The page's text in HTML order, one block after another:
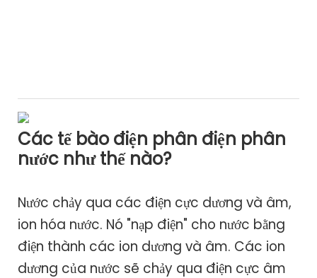
Các tế bào điện phân điện phân
nước như thế nào?
Nước chảy qua các điện cực dương và âm,
ion hóa nước. Nó "nạp điện" cho nước bằng
điện thành các ion dương và âm. Các ion
dương của nước sẽ chảy qua điện cực âm